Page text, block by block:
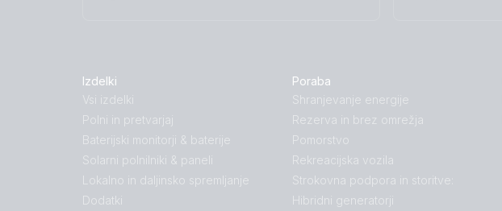
Izdelki
Vsi izdelki
Polni in pretvarjaj
Baterijski monitorji & baterije
Solarni polnilniki & paneli
Lokalno in daljinsko spremljanje
Dodatki
Poraba
Shranjevanje energije
Rezerva in brez omrežja
Pomorstvo
Rekreacijska vozila
Strokovna podpora in storitve:
Hibridni generatorji